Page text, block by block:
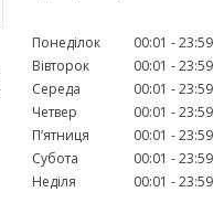
Понеділок 00:01
23:59
Вівторок
00:01
23:59
Середа
00:01
23:59
Четвер
00:01
23:59
Пʼятниця
00:01
23:59
Субота
00:01
23:59
Неділя
00:01 23:59